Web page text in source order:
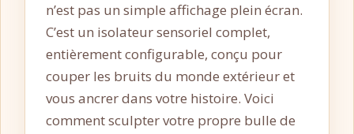
n’est pas un simple affichage plein écran.
C’est un isolateur sensoriel complet,
entièrement configurable, conçu pour
couper les bruits du monde extérieur et
vous ancrer dans votre histoire. Voici
comment sculpter votre propre bulle de